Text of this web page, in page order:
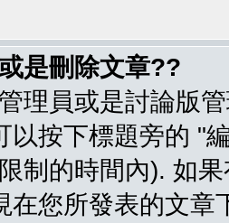
是刪除文章??
理員或是討論版
以按下標題旁的 "
制的時間內). 如
在您所發表的文